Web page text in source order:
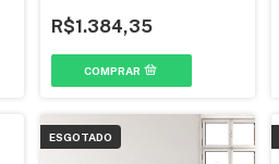
R$1.384,35
ESGOTADO